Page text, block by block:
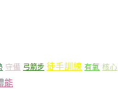
守備 弓箭步 徒手訓練 有氧 核心
能